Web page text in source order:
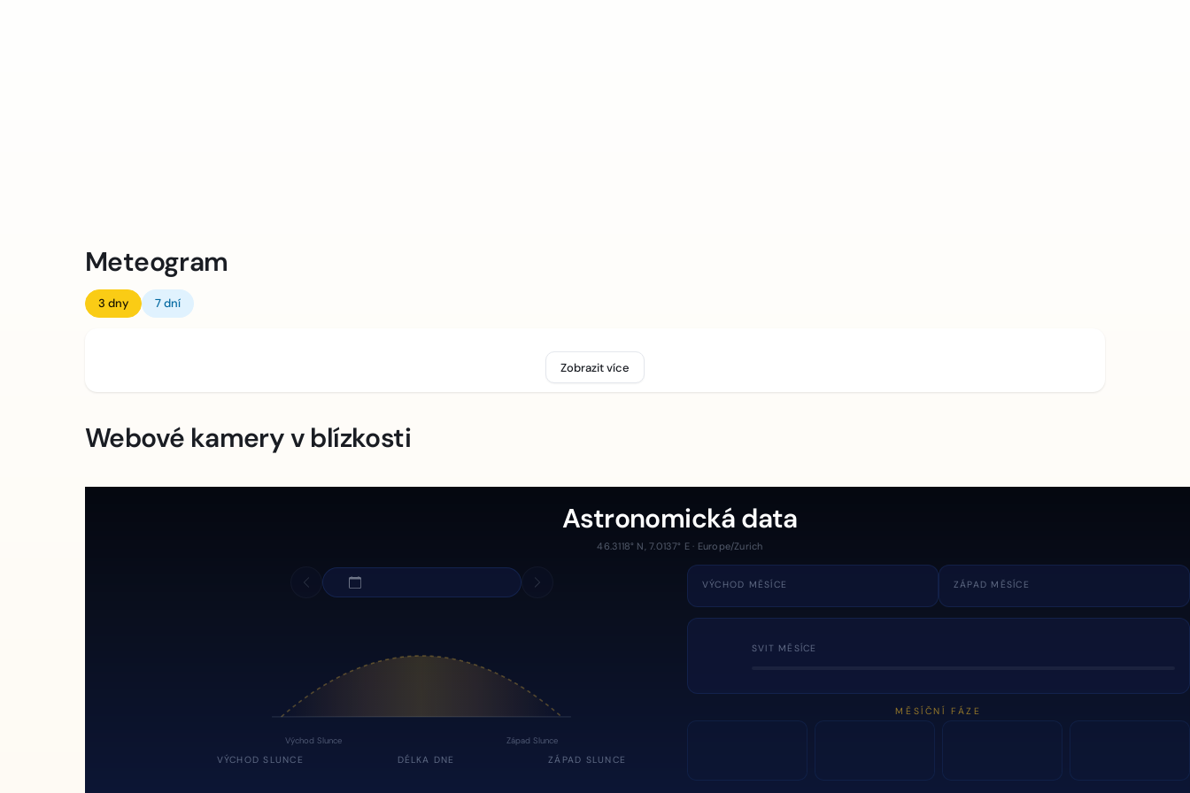
Meteogram
3 dny 7 dní
Zobrazit více
Webové kamery v blízkosti
Astronomická data
46.3118° N, 7.0137° E · Europe/Zurich
Východ Slunce Západ Slunce
VÝCHOD SLUNCE DÉLKA DNE ZÁPAD SLUNCE
VÝCHOD MĚSÍCE ZÁPAD MĚSÍCE
SVIT MĚSÍCE
MĚSÍČNÍ FÁZE